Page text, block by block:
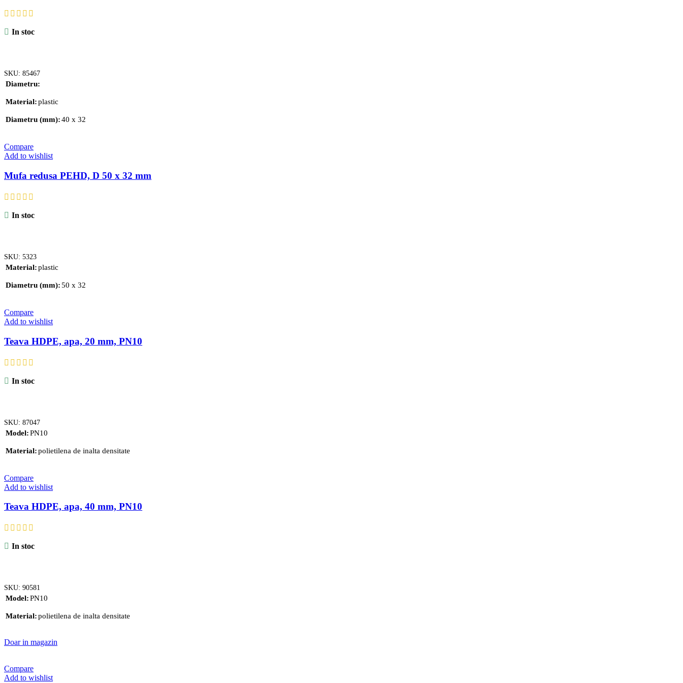
In stoc
SKU: 85467
Diametru
Material plastic
Diametru (mm) 40 x 32
Compare
Add to wishlist
Mufa redusa PEHD, D 50 x 32 mm
In stoc
SKU: 5323
Material plastic
Diametru (mm) 50 x 32
Compare
Add to wishlist
Teava HDPE, apa, 20 mm, PN10
In stoc
SKU: 87047
Model PN10
Material polietilena de inalta densitate
Compare
Add to wishlist
Teava HDPE, apa, 40 mm, PN10
In stoc
SKU: 90581
Model PN10
Material polietilena de inalta densitate
Doar in magazin
Compare
Add to wishlist